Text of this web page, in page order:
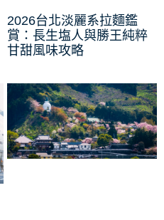
2026台北淡麗系拉麵鑑
賞：長生塩人與勝王純粹
甘甜風味攻略